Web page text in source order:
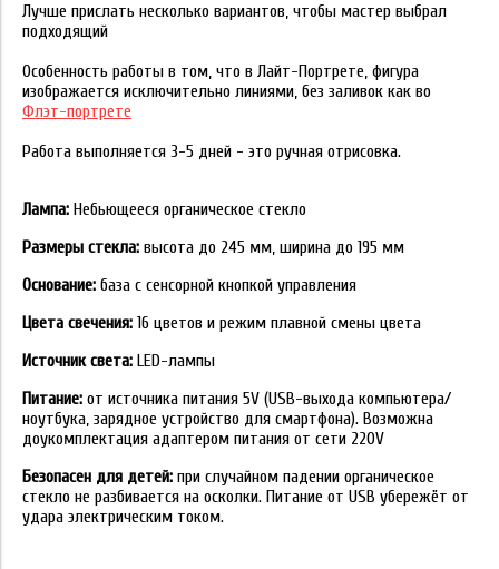
Лучше прислать несколько вариантов, чтобы мастер выбрал
подходящий
Особенность работы в том, что в Лайт-Портрете, фигура
изображается исключительно линиями, без заливок как во
Флэт-портрете
Работа выполняется 3-5 дней - это ручная отрисовка.
Лампа: Небьющееся органическое стекло
Размеры стекла: высота до 245 мм, ширина до 195 мм
Основание: база с сенсорной кнопкой управления
Цвета свечения: 16 цветов и режим плавной смены цвета
Источник света: LED-лампы
Питание: от источника питания 5V (USB-выхода компьютера/
ноутбука, зарядное устройство для смартфона). Возможна
доукомплектация адаптером питания от сети 220V
Безопасен для детей: при случайном падении органическое
стекло не разбивается на осколки. Питание от USB убережёт от
удара электрическим током.